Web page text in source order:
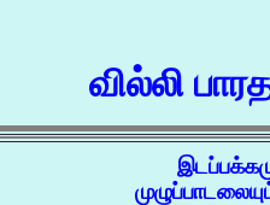
வில்லி